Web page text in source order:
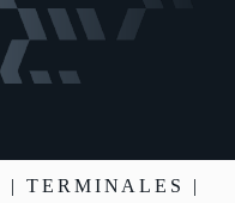
|TERMINALES
|